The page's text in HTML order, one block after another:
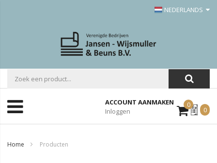
NEDERLANDS
ACCOUNT AANMAKEN
Inloggen
0Mijn
Offerte
0
Home Producten